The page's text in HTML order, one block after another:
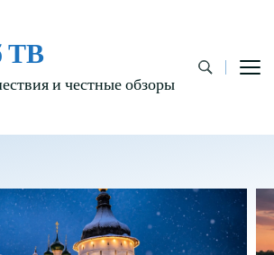
ТВ
и честные обзоры